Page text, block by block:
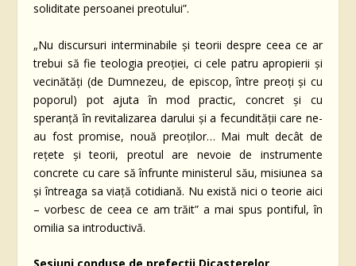
soliditate persoanei preotului”.
„Nu discursuri interminabile și teorii despre ceea ce ar
trebui să fie teologia preoției, ci cele patru apropierii și
vecinătăți (de Dumnezeu, de episcop, între preoți și cu
poporul) pot ajuta în mod practic, concret și cu
speranță în revitalizarea darului și a fecundității care ne-
au fost promise, nouă preoților… Mai mult decât de
rețete și teorii, preotul are nevoie de instrumente
concrete cu care să înfrunte ministerul său, misiunea sa
și întreaga sa viață cotidiană. Nu există nici o teorie aici
– vorbesc de ceea ce am trăit” a mai spus pontiful, în
omilia sa introductivă.